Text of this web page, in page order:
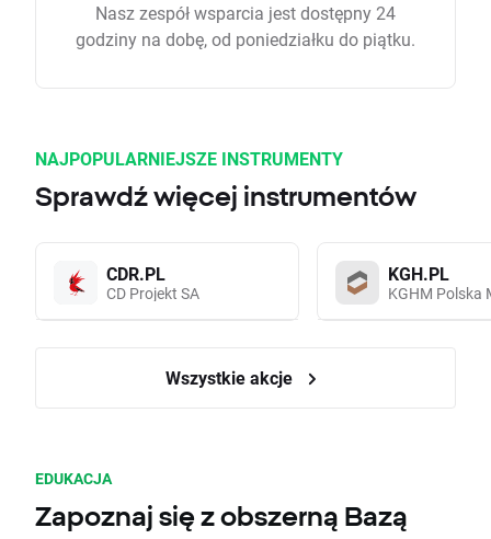
Nasz zespół wsparcia jest dostępny 24
godziny na dobę, od poniedziałku do piątku.
NAJPOPULARNIEJSZE INSTRUMENTY
Sprawdź więcej instrumentów
CDR.PL
CD Projekt SA
KGH.PL
KGHM Polska
Wszystkie akcje
EDUKACJA
Zapoznaj się z obszerną Bazą